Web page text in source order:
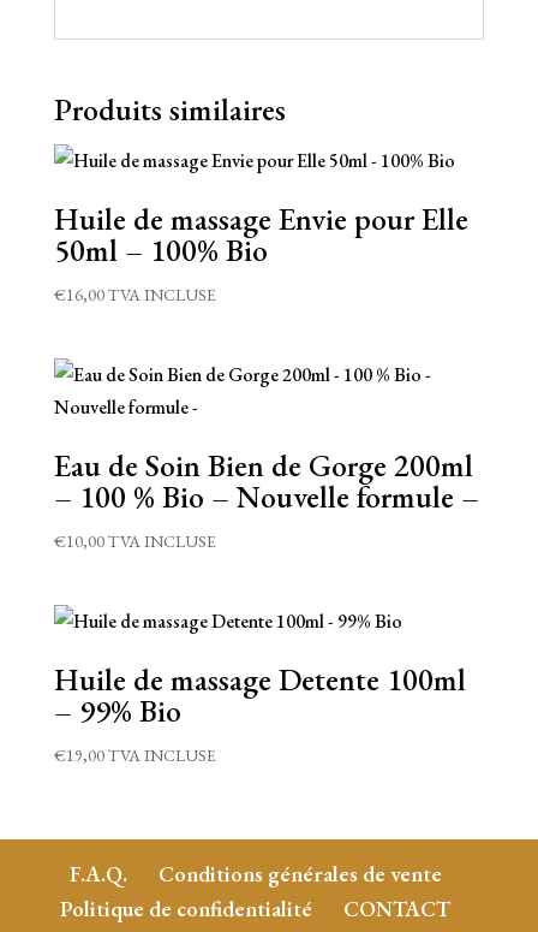
Produits similaires
Huile de massage Envie pour Elle
50ml – 100% Bio
€16,00TVA INCLUSE
Eau de Soin Bien de Gorge 200ml
– 100 % Bio – Nouvelle formule –
€10,00TVA INCLUSE
Huile de massage Detente 100ml
– 99% Bio
€19,00TVA INCLUSE
F.A.Q.
Conditions générales de vente
Politique de confidentialité
CONTACT